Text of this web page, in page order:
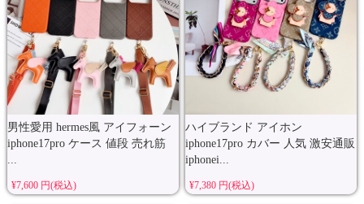
男性愛用 hermes風 アイフォーン
iphone17pro ケース 値段 売れ筋
...
¥7,600 円(税込)
ハイブランド アイホン
iphone17pro カバー 人気 激安通販
iphonei...
¥7,380 円(税込)